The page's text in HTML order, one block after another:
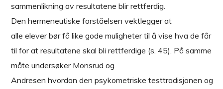
sammenlikning av resultatene blir rettferdig.
Den hermeneutiske forståelsen vektlegger at
alle elever bør få like gode muligheter til å vise hva de får
til for at resultatene skal bli rettferdige (s. 45). På samme
måte undersøker Monsrud og
Andresen hvordan den psykometriske testtradisjonen og